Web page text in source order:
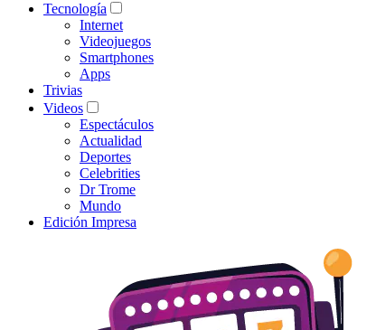
Tecnología
Internet
Videojuegos
Smartphones
Apps
Trivias
Videos
Espectáculos
Actualidad
Deportes
Celebrities
Dr Trome
Mundo
Edición Impresa